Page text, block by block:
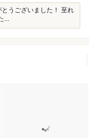
とうございました！ 至れ